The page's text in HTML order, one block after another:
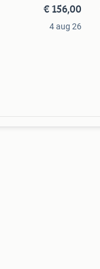
€ 156,00
4 aug 26